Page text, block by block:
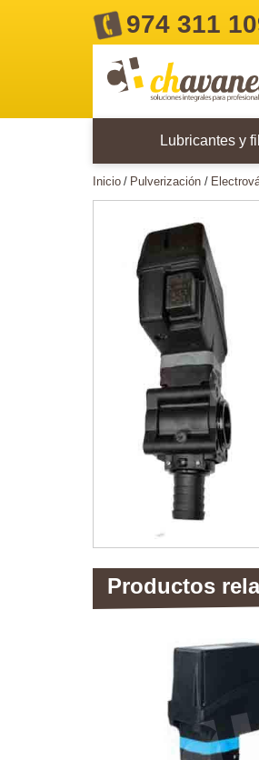
974 311
Lubricantes y
inicio pulverización
Productos